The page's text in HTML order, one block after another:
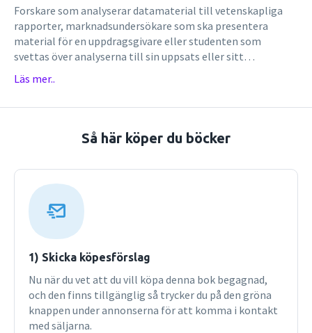
Forskare som analyserar datamaterial till vetenskapliga
rapporter, marknadsundersökare som ska presentera
material för en uppdragsgivare eller studenten som
svettas över analyserna till sin uppsats eller sitt
Statistics som numera är programmets fullständiga namn,
utföra statistisk analys med ett modernt statistikprogram.
Med hjälp av ett stort antal ­bilder och numrerade
parametriska metoder, regressionsanalys och avancerad
hantering av datafiler.I boken analyseras autentiska
datamaterial, som kan laddas hem från bokens webbsida
och användas i undervisningen eller för egna övningar.Vid
arbetet med denna tredje upplaga har SPSS version 21
Läs mer..
Så här köper du böcker
1) Skicka köpesförslag
Nu när du vet att du vill köpa denna bok begagnad,
och den finns tillgänglig så trycker du på den gröna
knappen under annonserna för att komma i kontakt
med säljarna.